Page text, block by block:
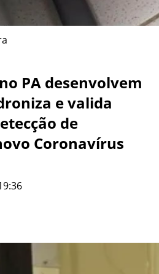
PA desenvolvem
e valida
de
Coronavírus